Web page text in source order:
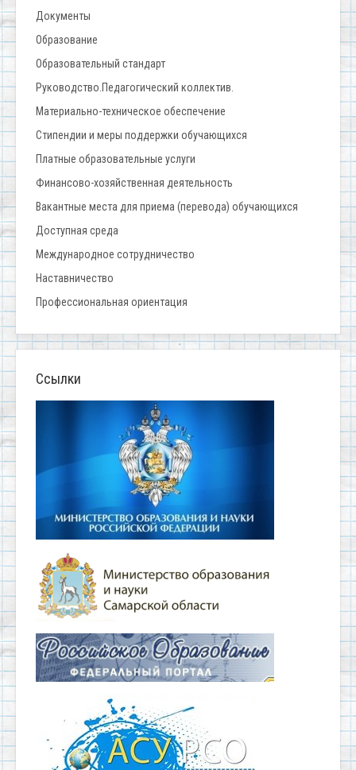
Документы
Образование
Образовательный стандарт
Руководство.Педагогический коллектив.
Материально-техническое обеспечение
Стипендии и меры поддержки обучающихся
Платные образовательные услуги
Финансово-хозяйственная деятельность
Вакантные места для приема (перевода) обучающихся
Доступная среда
Международное сотрудничество
Наставничество
Профессиональная ориентация
Ссылки